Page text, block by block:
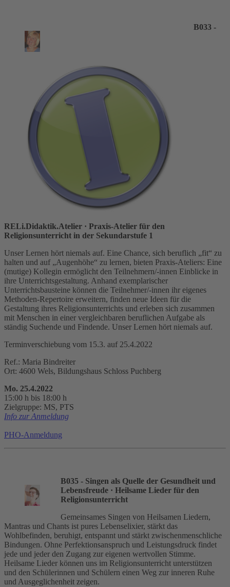
B033 -
RELi.Didaktik.Atelier · Praxis-Atelier für den
Religionsunterricht in der Sekundarstufe 1
Unser Lernen hört niemals auf. Eine Chance, sich beruflich „fit“ zu
halten und auf „Augenhöhe“ zu lernen, bieten Praxis-Ateliers: Eine
(mutige) Kollegin ermöglicht den Teilnehmern/-innen Einblicke in
ihre Unterrichtsgestaltung. Anhand exemplarischer
Unterrichtsbausteine können die Teilnehmer/-innen ihr eigenes
Methoden-Repertoire erweitern, finden neue Ideen für die
Gestaltung ihres Religionsunterrichts und erleben sich zusammen
mit Menschen in einer vergleichbaren beruflichen Aufgabe als
ständig Suchende und Findende. Unser Lernen hört niemals auf.
Terminverschiebung vom 15.3. auf 25.4.2022
Ref.: Maria Bindreiter
Ort: 4600 Wels, Bildungshaus Schloss Puchberg
Mo. 25.4.2022
15:00 h bis 18:00 h
Zielgruppe: MS, PTS
Info zur Anmeldung
PHO-Anmeldung
B035 - Singen als Quelle der Gesundheit und
Lebensfreude · Heilsame Lieder für den
Religionsunterricht
Gemeinsames Singen von Heilsamen Liedern,
Mantras und Chants ist pures Lebenselixier, stärkt das
Wohlbefinden, beruhigt, entspannt und stärkt zwischenmenschliche
Bindungen. Ohne Perfektionsanspruch und Leistungsdruck findet
jede und jeder den Zugang zur eigenen wertvollen Stimme.
Heilsame Lieder können uns im Religionsunterricht unterstützen
und den Schülerinnen und Schülern einen Weg zur inneren Ruhe
und Ausgeglichenheit zeigen.